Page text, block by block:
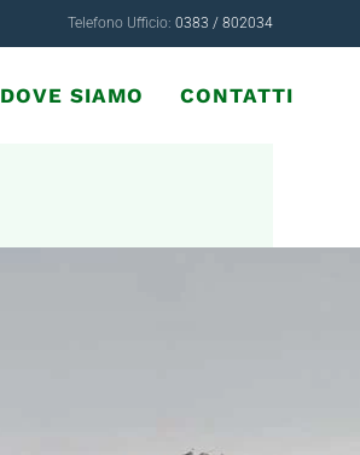
Telefono Ufficio: 0383 / 802034
DOVE SIAMO CONTATTI